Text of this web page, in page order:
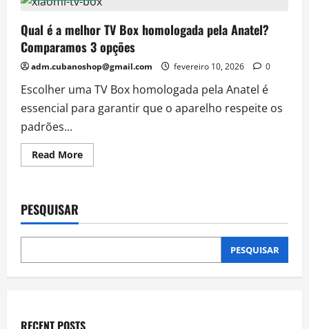
Qual é a melhor TV Box homologada pela Anatel?
Comparamos 3 opções
adm.cubanoshop@gmail.com fevereiro 10, 2026 0
Escolher uma TV Box homologada pela Anatel é
essencial para garantir que o aparelho respeite os
padrões...
Read MoreRead
more
TV
homologada
Anatel?
3
PESQUISAR
PESQUISAR
RECENT POSTS